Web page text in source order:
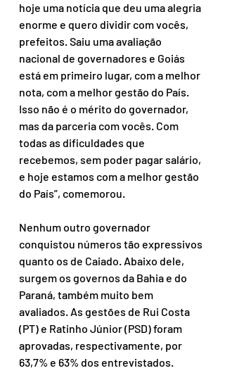
hoje uma notícia que deu uma alegria
enorme e quero dividir com vocês,
prefeitos. Saiu uma avaliação
nacional de governadores e Goiás
está em primeiro lugar, com a melhor
nota, com a melhor gestão do País.
Isso não é o mérito do governador,
mas da parceria com vocês. Com
todas as dificuldades que
recebemos, sem poder pagar salário,
e hoje estamos com a melhor gestão
do País”, comemorou.
Nenhum outro governador
conquistou números tão expressivos
quanto os de Caiado. Abaixo dele,
surgem os governos da Bahia e do
Paraná, também muito bem
avaliados. As gestões de Rui Costa
(PT) e Ratinho Júnior (PSD) foram
aprovadas, respectivamente, por
63,7% e 63% dos entrevistados.